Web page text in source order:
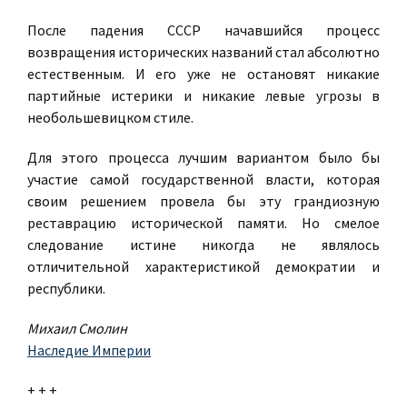
После падения СССР начавшийся процесс
возвращения исторических названий стал абсолютно
естественным. И его уже не остановят никакие
партийные истерики и никакие левые угрозы в
необольшевицком стиле.
Для этого процесса лучшим вариантом было бы
участие самой государственной власти, которая
своим решением провела бы эту грандиозную
реставрацию исторической памяти. Но смелое
следование истине никогда не являлось
отличительной характеристикой демократии и
республики.
Михаил Смолин
Наследие Империи
+ + +